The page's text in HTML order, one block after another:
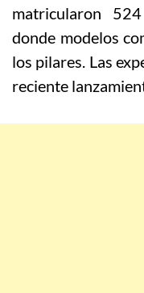
matricularon
donde modelos
los pilares. Las
reciente